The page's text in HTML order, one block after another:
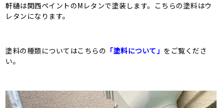
軒樋は関西ペイントのMレタンで塗装します。こちらの塗料はウ
レタンになります。
塗料の種類についてはこちらの 「塗料について」 をご覧くださ
い。